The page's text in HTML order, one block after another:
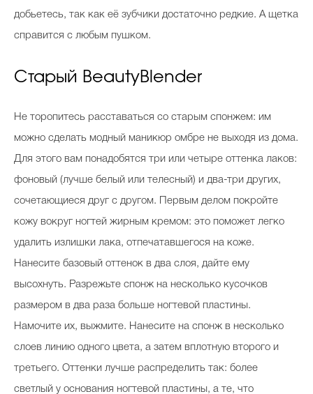
добьетесь, так как её зубчики достаточно редкие. А щетка
справится с любым пушком.
Старый BeautyBlender
Не торопитесь расставаться со старым спонжем: им
можно сделать модный маникюр омбре не выходя из дома.
Для этого вам понадобятся три или четыре оттенка лаков:
фоновый (лучше белый или телесный) и два-три других,
сочетающиеся друг с другом. Первым делом покройте
кожу вокруг ногтей жирным кремом: это поможет легко
удалить излишки лака, отпечатавшегося на коже.
Нанесите базовый оттенок в два слоя, дайте ему
высохнуть. Разрежьте спонж на несколько кусочков
размером в два раза больше ногтевой пластины.
Намочите их, выжмите. Нанесите на спонж в несколько
слоев линию одного цвета, а затем вплотную второго и
третьего. Оттенки лучше распределить так: более
светлый у основания ногтевой пластины, а те, что